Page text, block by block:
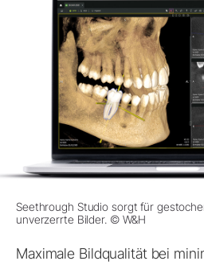
Seethrough Studio sorgt für
unverzerrte Bilder. © W&H
Maximale Bildqualität bei